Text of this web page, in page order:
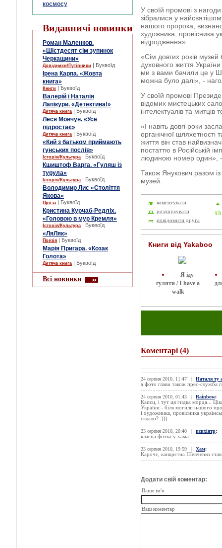
космосу
Видавничі новинки
Роман Маленков.
«Шістдесят сім зупинок
Черкащини»
Довідники/Путівники | Буквоїд
Ірена Карпа. «Жовта
книга»
Книги | Буквоїд
Валерій і Наталія
Лапікури. «Детектива!»
Дитяча книга | Буквоїд
Леся Мовчун. «Усе
підростає»
Дитяча книга | Буквоїд
«Кий з батьком приймають
гунських послів»
Історія/Культура | Буквоїд
Кшиштоф Варга. «Гуляш із
турула»
Історія/Культура | Буквоїд
Володимир Лис «Століття
Якова»
Проза | Буквоїд
Кристина Курчаб-Редліх.
«Головою в мур Кремля»
Історія/Культура | Буквоїд
«ЛяЛяк»
Поезія | Буквоїд
Марія Пригара. «Козак
Голота»
Дитяча книга | Буквоїд
Всі новинки
У своїй промові з
зібралися у
нашого пророка,
художника, провісника
відродження».
«Сім довгих років музей
духовного життя
ми з вами бачили це у
можна було далі», -
У своїй промові
відомих мистецьких
інтелектуалів та митців
«І навіть довгі роки
органічної шляхетності
життя він став
постаттю в Російській
людиною номер один», -
Також Янукович разом
музей.
коментувати
роздрукувати
повідомити друга
Книги від Yakaboo
Я іду
гуляти / I have a
walk
Коментарі (4)
24 серпня 2010, 11:47 |
Наталя ту
а фото глави також прес-служба
24 серпня 2010, 01:43 | Rainbow:
Капєц, і тут ця гидка морда...
України - біля могили нашого
і художника, провісника
склало? :)))
23 серпня 2010, 20:40 | психіятр:
класна фотка у хама
23 серпня 2010, 19:59 | Хам:
Карочє, канкрєтна Шевченко
Додати свій коментар:
Ваше ім'я
Ваш коментар